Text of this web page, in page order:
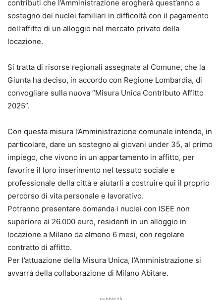
contributi che l’Amministrazione erogherà quest’anno a
sostegno dei nuclei familiari in difficoltà con il pagamento
dell’affitto di un alloggio nel mercato privato della
locazione.
Si tratta di risorse regionali assegnate al Comune, che la
Giunta ha deciso, in accordo con Regione Lombardia, di
convogliare sulla nuova “Misura Unica Contributo Affitto
2025”.
Con questa misura l’Amministrazione comunale intende, in
particolare, dare un sostegno ai giovani under 35, al primo
impiego, che vivono in un appartamento in affitto, per
favorire il loro inserimento nel tessuto sociale e
professionale della città e aiutarli a costruire qui il proprio
percorso di vita personale e lavorativo.
Potranno presentare domanda i nuclei con ISEE non
superiore ai 26.000 euro, residenti in un alloggio in
locazione a Milano da almeno 6 mesi, con regolare
contratto di affitto.
Per l’attuazione della Misura Unica, l’Amministrazione si
avvarrà della collaborazione di Milano Abitare.